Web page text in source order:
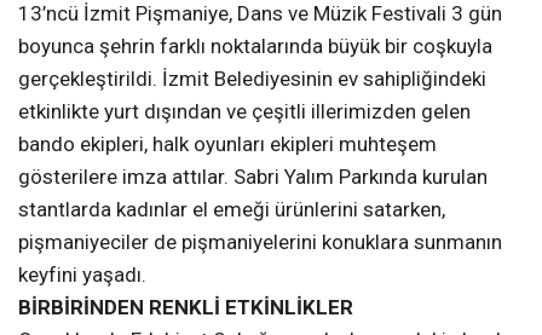
13’ncü İzmit Pişmaniye, Dans ve Müzik Festivali 3 gün
boyunca şehrin farklı noktalarında büyük bir coşkuyla
gerçekleştirildi. İzmit Belediyesinin ev sahipliğindeki
etkinlikte yurt dışından ve çeşitli illerimizden gelen
bando ekipleri, halk oyunları ekipleri muhteşem
gösterilere imza attılar. Sabri Yalım Parkında kurulan
stantlarda kadınlar el emeği ürünlerini satarken,
pişmaniyeciler de pişmaniyelerini konuklara sunmanın
keyfini yaşadı.
BİRBİRİNDEN RENKLİ ETKİNLİKLER